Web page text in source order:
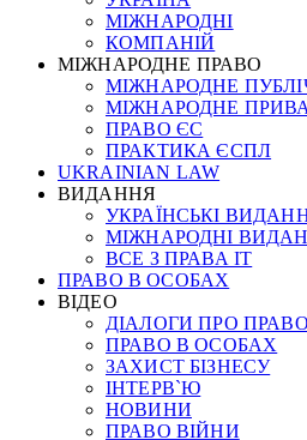
МІЖНАРОДНІ
КОМПАНІЙ
МІЖНАРОДНЕ ПРАВО
МІЖНАРОДНЕ
МІЖНАРОДНЕ
ПРАВО ЄС
ПРАКТИКА ЄСПЛ
UKRAINIAN LAW
ВИДАННЯ
УКРАЇНСЬКІ
МІЖНАРОДНІ
ВСЕ З ПРАВА ІТ
ПРАВО В ОСОБАХ
ВІДЕО
ДІАЛОГИ ПРО ПРАВО
ПРАВО В ОСОБАХ
ЗАХИСТ БІЗНЕСУ
ІНТЕРВ`Ю
НОВИНИ
ПРАВО ВІЙНИ